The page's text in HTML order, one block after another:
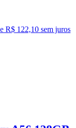
R$ 122,10 sem juros